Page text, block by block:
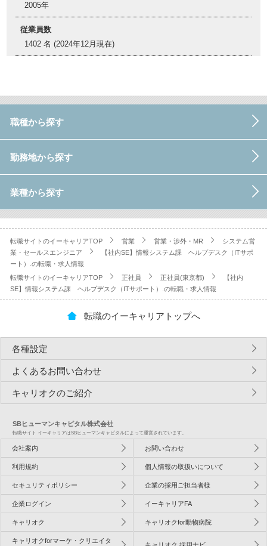
2005年
従業員数
1402 名 (2024年12月現在)
職種から探す
勤務地から探す
業種から探す
転職サイトのイーキャリアTOP 営業 営業・渉外・MR
システム営
業・セールスエンジニア
【社内SE】情報システム課 ヘルプデスク（ITサポ
ート）.の転職・求人情報
転職サイトのイーキャリアTOP
正社員 正社員(東京都)
【社内
SE】情報システム課 ヘルプデスク（ITサポート）.の転職・求人情報
転職のイーキャリアトップへ
各種設定
よくあるお問い合わせ
キャリオクのご紹介
SBヒューマンキャピタル株式会社
転職サイト イーキャリアはSBヒューマンキャピタルによって運営されています。
会社案内 お問い合わせ
利用規約 個人情報の取扱いについて
セキュリティポリシー 企業の採用ご担当者様
企業ログイン イーキャリアFA
キャリオク キャリオクfor動物病院
キャリオクforマーケ・クリエイタ